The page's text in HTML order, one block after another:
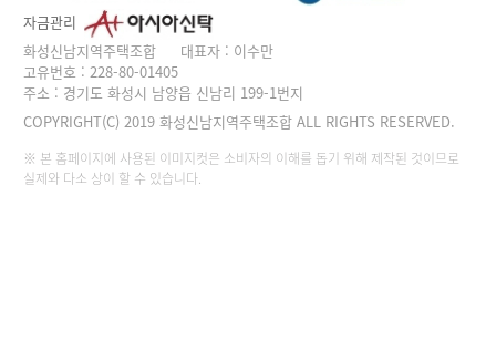
자금관리
화성신남지역주택조합
대표자 : 이수만
고유번호 : 228-80-01405
주소 : 경기도 화성시 남양읍 신남리 199-1번지
COPYRIGHT(C) 2019 화성신남지역주택조합 ALL RIGHTS RESERVED.
※ 본 홈페이지에 사용된 이미지컷은 소비자의 이해를 돕기 위해 제작된 것이므로
실제와 다소 상이 할 수 있습니다.